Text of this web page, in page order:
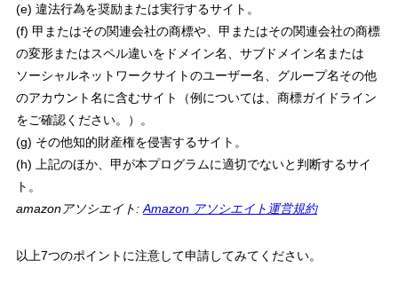
(e) 違法行為を奨励または実行するサイト。
(f) 甲またはその関連会社の商標や、甲またはその関連会社の商標
の変形またはスペル違いをドメイン名、サブドメイン名または
ソーシャルネットワークサイトのユーザー名、グループ名その他
のアカウント名に含むサイト（例については、商標ガイドライン
をご確認ください。）。
(g) その他知的財産権を侵害するサイト。
(h) 上記のほか、甲が本プログラムに適切でないと判断するサイ
ト。
amazonアソシエイト: Amazon アソシエイト運営規約
以上7つのポイントに注意して申請してみてください。